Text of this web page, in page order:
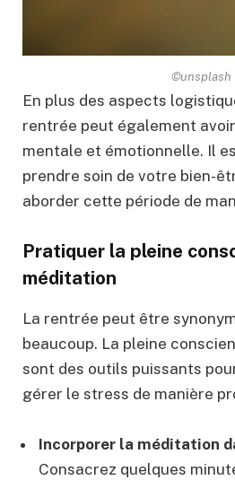
©unsplash
En plus des aspects
rentrée peut également
mentale et émotionnelle. Il
prendre soin de votre bien-
aborder cette période de
Pratiquer la pleine
méditation
La rentrée peut être
beaucoup. La pleine
sont des outils puissants
gérer le stress de manière
Incorporer la méditation
Consacrez quelques